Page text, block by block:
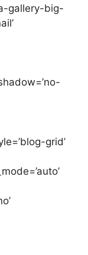
gallery-big-
grid’